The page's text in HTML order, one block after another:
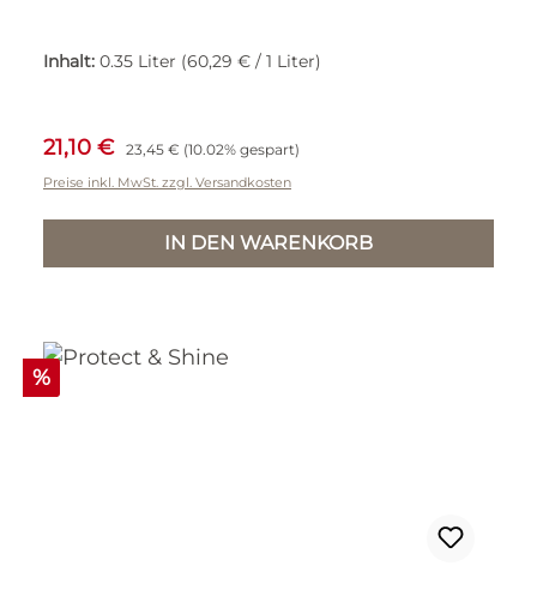
Inhalt: 0.35 Liter (60,29 € / 1 Liter)
Verkaufspreis:
21,10 € Regulärer Preis:
23,45 € (10.02% gespart)
Preise inkl. MwSt. zzgl. Versandkosten
IN DEN WARENKORB
Rabatt
%